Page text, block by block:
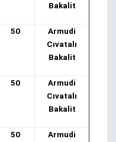
Bakalit
50
Armudi
Cıvatalı
Bakalit
50
Armudi
Cıvatalı
Bakalit
50
Armudi